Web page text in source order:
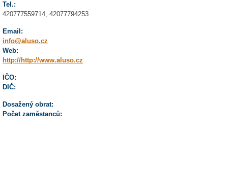
Tel.:
420777559714, 42077794253
Email:
info@aluso.cz
Web:
http://http://www.aluso.cz
IČO:
DIČ:
Dosažený obrat:
Počet zaměstanců: